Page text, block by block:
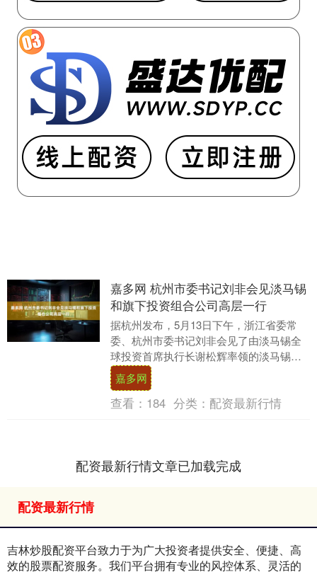
嘉多网 杭州市委书记刘非会见淡马锡
和旗下投资组合公司高层一行
据杭州发布，5月13日下午，浙江省委常
委、杭州市委书记刘非会见了由淡马锡全
球投资首席执行长谢松辉率领的淡马锡和
旗下投资组合公司高层一行。刘非说，淡
马锡是全球知名....
嘉多网
查看： 184 分类： 配资最新行情
配资最新行情文章已加载完成
配资最新行情
吉林炒股配资平台致力于为广大投资者提供安全、便捷、高
效的股票配资服务。我们平台拥有专业的风控体系、灵活的